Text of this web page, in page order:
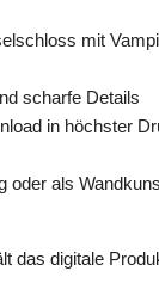
mit
scharfe Details
in höchster
oder als
das digitale